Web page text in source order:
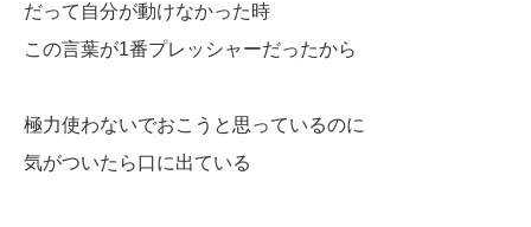
だって自分が動けなかった時
この言葉が1番プレッシャーだったから
極力使わないでおこうと思っているのに
気がついたら口に出ている